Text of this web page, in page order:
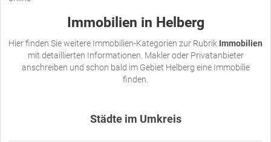
Immobilien in Helberg
Hier finden Sie weitere Immobilien-Kategorien zur Rubrik Immobilien
mit detaillierten Informationen. Makler oder Privatanbieter
anschreiben und schon bald im Gebiet Helberg eine Immobilie
finden.
Städte im Umkreis